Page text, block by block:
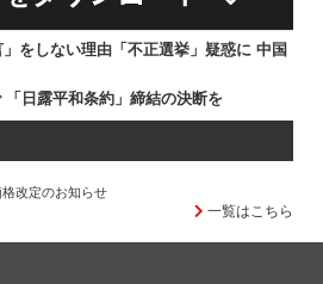
をしない理由「不正選挙」疑惑に 中国
日露平和条約」締結の決断を
改定のお知らせ
一覧はこちら